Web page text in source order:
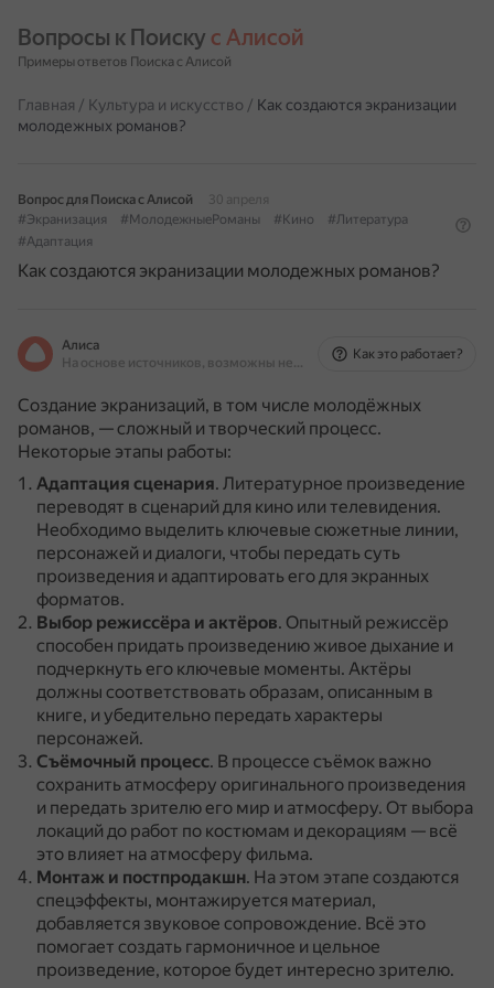
Вопросы к Поиску с Алисой
Примеры ответов Поиска с Алисой
Главная / Культура и искусство / Как создаются экранизации
молодежных романов?
Вопрос для Поиска с Алисой
30 апреля
#Экранизация
#МолодежныеРоманы #Кино
#Литература
#Адаптация
Как создаются экранизации молодежных романов?
Алиса
На основе источников, возможны неточности
Как это работает?
Создание экранизаций, в том числе молодёжных
романов, — сложный и творческий процесс.
Некоторые этапы работы:
Адаптация сценария. Литературное произведение
переводят в сценарий для кино или телевидения.
Необходимо выделить ключевые сюжетные линии,
персонажей и диалоги, чтобы передать суть
произведения и адаптировать его для экранных
форматов.
Выбор режиссёра и актёров. Опытный режиссёр
способен придать произведению живое дыхание и
подчеркнуть его ключевые моменты. Актёры
должны соответствовать образам, описанным в
книге, и убедительно передать характеры
персонажей.
Съёмочный процесс. В процессе съёмок важно
сохранить атмосферу оригинального произведения
и передать зрителю его мир и атмосферу. От выбора
локаций до работ по костюмам и декорациям — всё
это влияет на атмосферу фильма.
Монтаж и постпродакшн. На этом этапе создаются
спецэффекты, монтажируется материал,
добавляется звуковое сопровождение. Всё это
помогает создать гармоничное и цельное
произведение, которое будет интересно зрителю.